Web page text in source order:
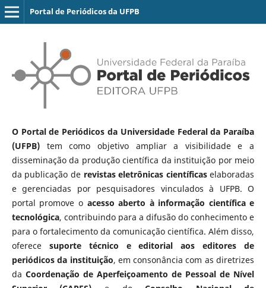
Portal de Periódicos da UFPB
O Portal de Periódicos da Universidade Federal da Paraíba
(UFPB)tem como objetivo ampliar a visibilidade e a
disseminação da produção científica da instituição por meio
da publicação de revistas eletrônicas científicaselaboradas
e gerenciadas por pesquisadores vinculados à UFPB. O
portal promove o acesso aberto à informação científica e
tecnológica, contribuindo para a difusão do conhecimento e
para o fortalecimento da comunicação científica. Além disso,
oferece suporte técnico e editorial aos editores de
periódicos da instituição, em consonância com as diretrizes
da Coordenação de Aperfeiçoamento de Pessoal de Nível